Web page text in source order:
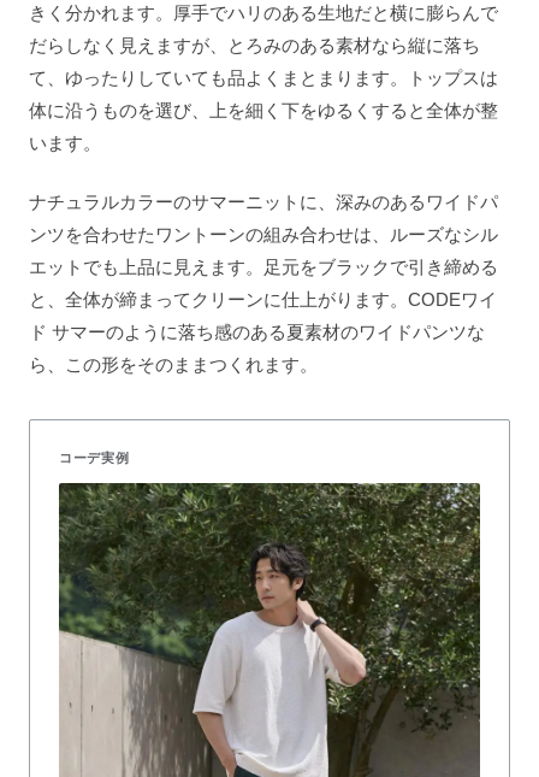
きく分かれます。厚手でハリのある生地だと横に膨らんで
だらしなく見えますが、とろみのある素材なら縦に落ち
て、ゆったりしていても品よくまとまります。トップスは
体に沿うものを選び、上を細く下をゆるくすると全体が整
います。
ナチュラルカラーのサマーニットに、深みのあるワイドパ
ンツを合わせたワントーンの組み合わせは、ルーズなシル
エットでも上品に見えます。足元をブラックで引き締める
と、全体が締まってクリーンに仕上がります。CODEワイ
ド サマーのように落ち感のある夏素材のワイドパンツな
ら、この形をそのままつくれます。
コーデ実例